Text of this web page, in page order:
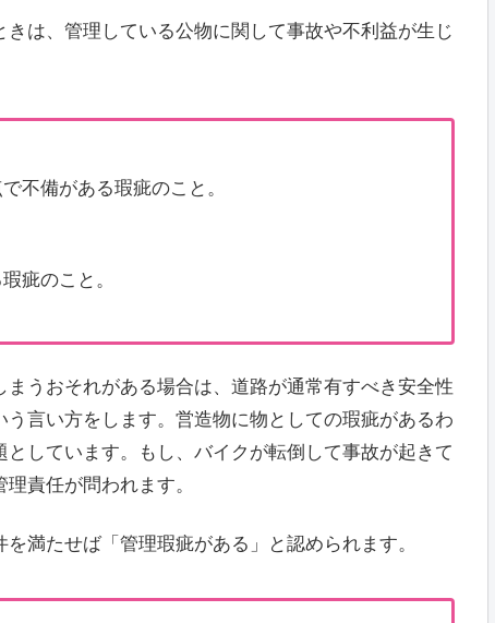
は、管理している公物に関して事故や不利益が生じ
不備がある瑕疵のこと。
疵のこと。
うおそれがある場合は、道路が通常有すべき安全性
言い方をします。営造物に物としての瑕疵があるわ
しています。もし、バイクが転倒して事故が起きて
責任が問われます。
満たせば「管理瑕疵がある」と認められます。